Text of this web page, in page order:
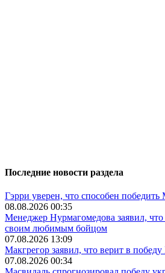
Последние новости раздела
Гэрри уверен, что способен победить
08.08.2026 00:35
Менеджер Нурмагомедова заявил,
своим любимым бойцом
07.08.2026 13:09
Макгрегор заявил, что верит в
07.08.2026 00:34